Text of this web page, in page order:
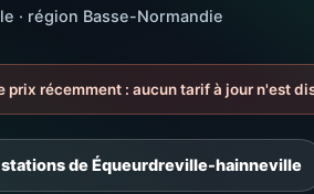
· région Basse-Normandie
prix récemment : aucun tarif à jour n'est
de Équeurdreville-hainneville